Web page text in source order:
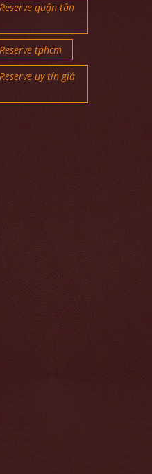
quận tân
tphcm
uy tín giá